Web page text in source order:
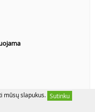
mūsų slapukus. Sutinku